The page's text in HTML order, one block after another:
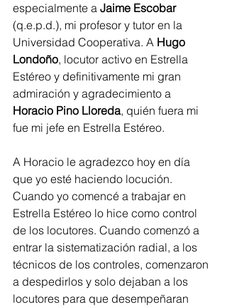
especialmente a Jaime Escobar
(q.e.p.d.), mi profesor y tutor en la
Universidad Cooperativa. A Hugo
Londoño, locutor activo en Estrella
Estéreo y definitivamente mi gran
admiración y agradecimiento a
Horacio Pino Lloreda, quién fuera mi
fue mi jefe en Estrella Estéreo.
A Horacio le agradezco hoy en día
que yo esté haciendo locución.
Cuando yo comencé a trabajar en
Estrella Estéreo lo hice como control
de los locutores. Cuando comenzó a
entrar la sistematización radial, a los
técnicos de los controles, comenzaron
a despedirlos y solo dejaban a los
locutores para que desempeñaran